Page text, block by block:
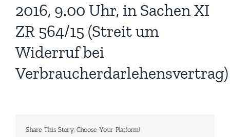
2016, 9.00 Uhr, in Sachen XI
ZR 564/15 (Streit um
Widerruf bei
Verbraucherdarlehensvertrag)
Share This Story, Choose Your Platform!